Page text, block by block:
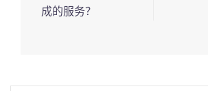
成的服务？